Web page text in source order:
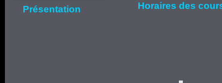
Présentation Horaires des